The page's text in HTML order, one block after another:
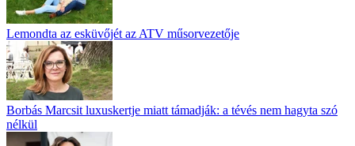
Lemondta az esküvőjét az ATV műsorvezetője
Borbás Marcsit luxuskertje miatt támadják: a tévés nem hagyta szó
nélkül